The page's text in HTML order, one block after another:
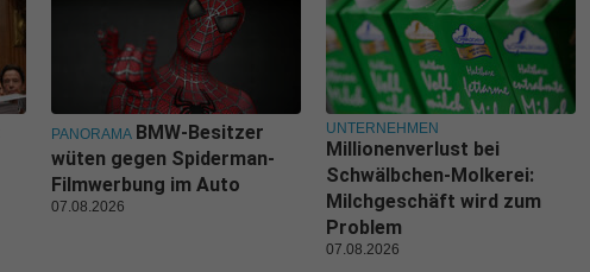
PANORAMA BMW-Besitzer
wüten gegen Spiderman-
Filmwerbung im Auto
07.08.2026
UNTERNEHMEN
Millionenverlust bei
Schwälbchen-Molkerei:
Milchgeschäft wird zum
Problem
07.08.2026